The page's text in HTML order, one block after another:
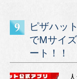
ピザハッ
でMサイ
ート！！